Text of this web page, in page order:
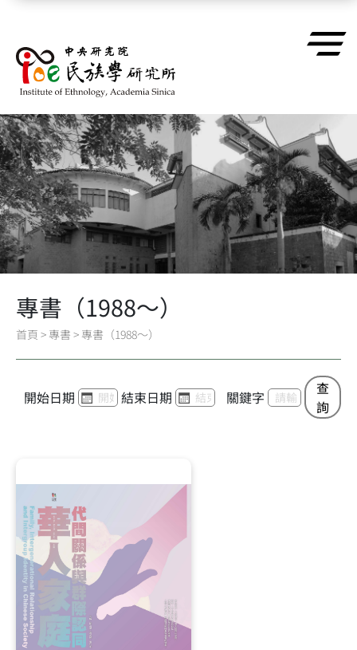
專書（1988～）
首頁 > 專書 > 專書（1988～）
開始日期 結束日期 關鍵字
查
詢